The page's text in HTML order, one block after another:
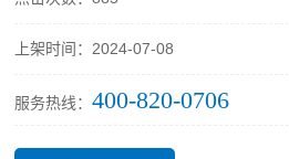
上架时间：2024-07-08
服务热线：400-820-0706